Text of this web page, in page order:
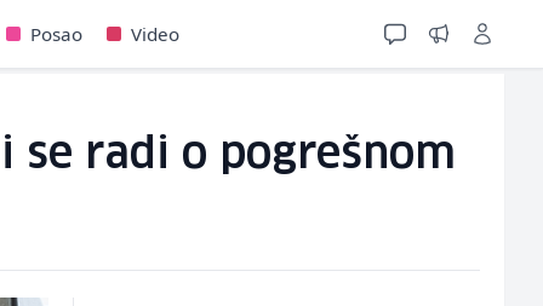
Posao Video
se radi o pogrešnom